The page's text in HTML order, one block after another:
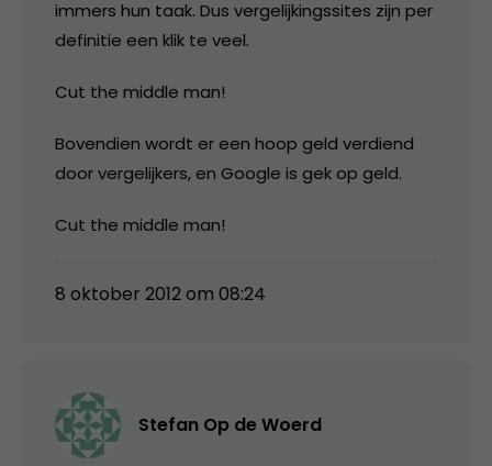
immers hun taak. Dus vergelijkingssites zijn per
definitie een klik te veel.
Cut the middle man!
Bovendien wordt er een hoop geld verdiend
door vergelijkers, en Google is gek op geld.
Cut the middle man!
8 oktober 2012 om 08:24
Stefan Op de Woerd